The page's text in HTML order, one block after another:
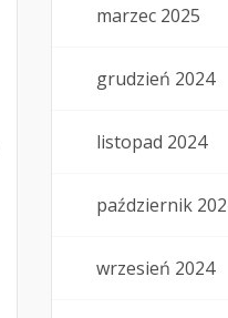
marzec 2025
grudzień 2024
listopad 2024
październik
wrzesień 2024